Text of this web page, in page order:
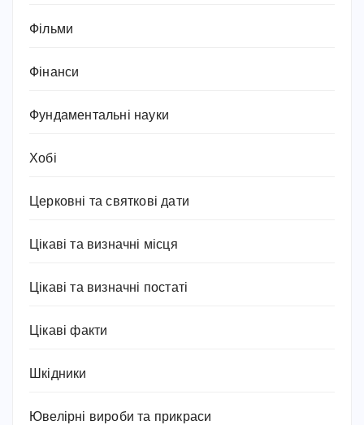
Фільми
Фінанси
Фундаментальні науки
Хобі
Церковні та святкові дати
Цікаві та визначні місця
Цікаві та визначні постаті
Цікаві факти
Шкідники
Ювелірні вироби та прикраси